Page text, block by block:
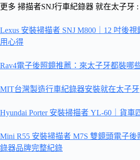
更多 掃描者SNJ行車紀錄器 就在太子牙 :
Lexus 安裝掃描者 SNJ M800｜12 吋後
用心得
Rav4電子後照鏡推薦：來太子牙都裝哪
MIT台灣製造行車紀錄器安裝就在太子牙
Hyundai Porter 安裝掃描者 YL-60｜貨車
Mini R55 安裝掃描者 M7S 雙鏡頭電子
錄器品牌完整紀錄